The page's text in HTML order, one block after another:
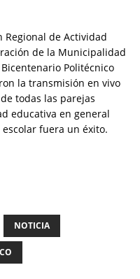
Regional de Actividad
de la Municipalidad
Politécnico
la transmisión en vivo
todas las parejas
educativa en general
fuera un éxito.
NOTICIA